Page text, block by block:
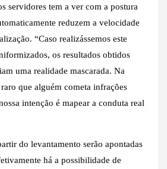
servidores tem a ver com a postura
reduzem a velocidade
“Caso realizássemos este
os resultados obtidos
uma realidade mascarada. Na
que alguém cometa infrações
intenção é mapear a conduta real
do levantamento serão apontadas
há a possibilidade de